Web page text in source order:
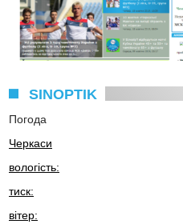
SINOPTIK
Погода
Черкаси
вологість:
тиск:
вітер: